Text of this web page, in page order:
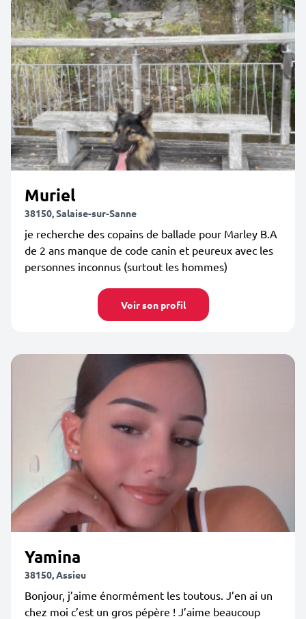
Muriel
38150, Salaise-sur-Sanne
je recherche des copains de ballade pour Marley B.A
de 2 ans manque de code canin et peureux avec les
personnes inconnus (surtout les hommes)
Voir son profil
Yamina
38150, Assieu
Bonjour, j’aime énormément les toutous. J’en ai un
chez moi c’est un gros pépère ! J’aime beaucoup